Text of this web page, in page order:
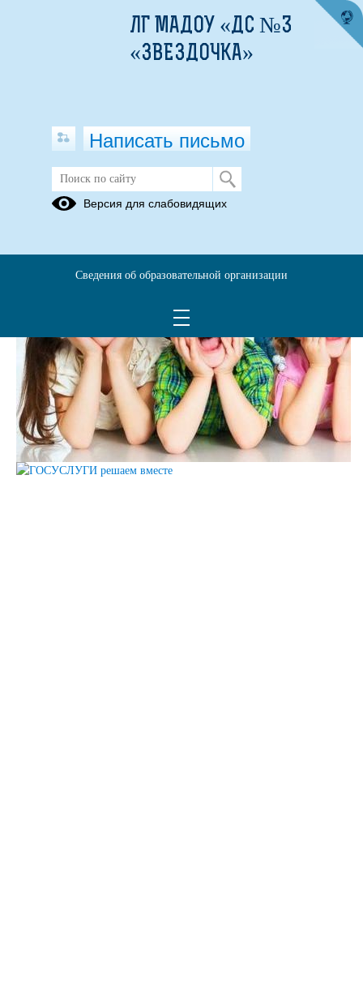
ЛГ МАДОУ «ДС №3
«ЗВЕЗДОЧКА»
Написать письмо
Версия для слабовидящих
Сведения об образовательной организации